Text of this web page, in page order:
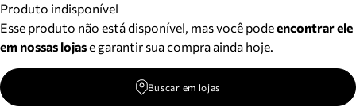
Produto indisponível
Esse produto não está disponível, mas você podeencontrar ele
em nossas lojase garantir sua compra ainda hoje.
Buscar em lojas